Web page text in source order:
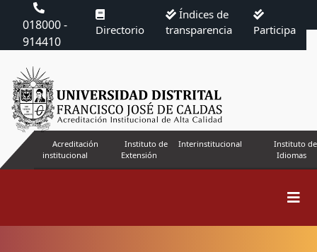
018000 -
914410
Directorio
Índices de
transparencia
Participa
Acreditación
institucional
Instituto de
Extensión
Interinstitucional
Instituto de
Idiomas